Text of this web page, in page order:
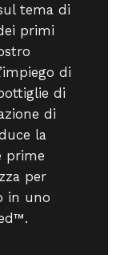
tema di
primi
di
di
di
la
prime
per
in uno